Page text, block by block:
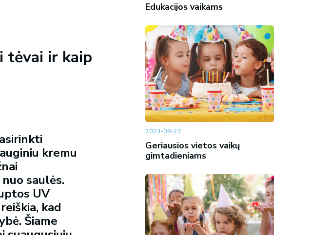
tėvai ir kaip
kremu
saulės.
UV
kad
Šiame
Edukacijos vaikams
2023-08-23
Geriausios vietos vaikų
gimtadieniams